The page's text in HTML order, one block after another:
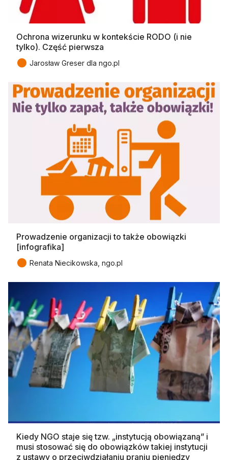
Ochrona wizerunku w kontekście RODO (i nie
tylko). Część pierwsza
● Jarosław Greser dla ngo.pl
Prowadzenie organizacji to także obowiązki
[infografika]
● Renata Niecikowska, ngo.pl
Kiedy NGO staje się tzw. „instytucją obowiązaną” i
musi stosować się do obowiązków takiej instytucji
z ustawy o przeciwdziałaniu praniu pieniędzy